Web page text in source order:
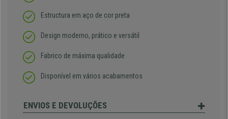
Estructura em aço de cor preta
Design moderno, prático e versátil
Fabrico de máxima qualidade
Disponível em vários acabamentos
ENVIOS E DEVOLUÇÕES